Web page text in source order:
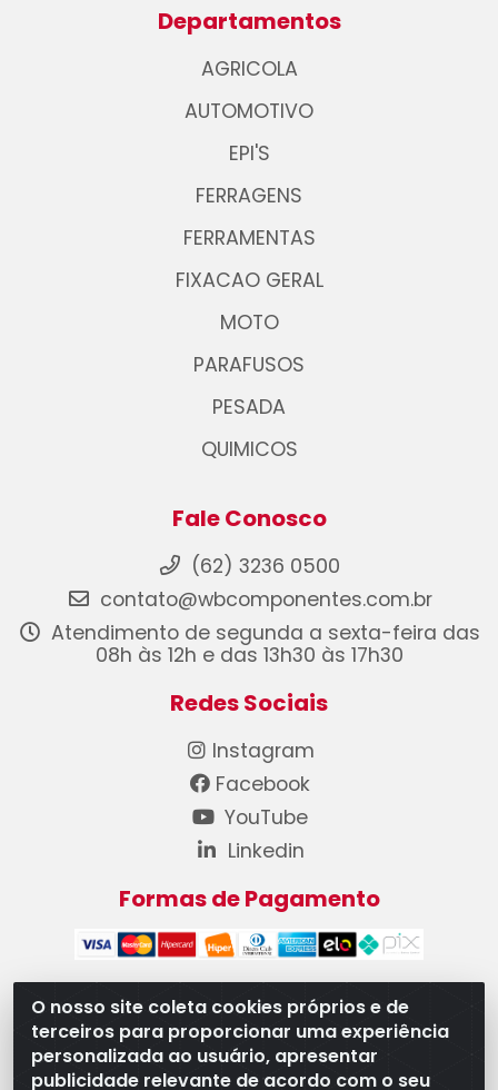
O nosso site coleta cookies próprios e de
terceiros para proporcionar uma experiência
personalizada ao usuário, apresentar
publicidade relevante de acordo com o seu
Departamentos
AGRICOLA
AUTOMOTIVO
EPI'S
FERRAGENS
FERRAMENTAS
FIXACAO GERAL
MOTO
PARAFUSOS
PESADA
QUIMICOS
Fale Conosco
(62) 3236 0500
contato@wbcomponentes.com.br
Atendimento de segunda a sexta-feira das
08h às 12h e das 13h30 às 17h30
Redes Sociais
Instagram
Facebook
YouTube
Linkedin
Formas de Pagamento
WB Componentes Automotivos LTDA - CNPJ
08.528.393/0001-12 - Rua do Níquel, 667 - Parque
Oeste Industrial, Goiânia/GO - CEP 74375-660